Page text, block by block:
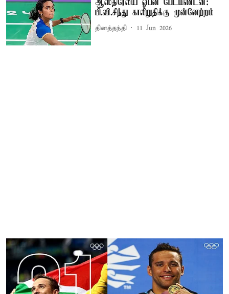
ஆஸ்திரேலிய ஓபன் பேட்மிண்டன்:
பி.வி.சிந்து காலிறுதிக்கு முன்னேற்றம்
தினத்தந்தி 11 Jun 2026